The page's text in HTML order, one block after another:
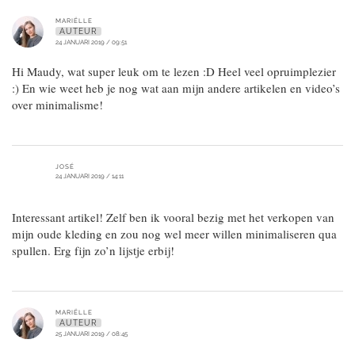
MARIËLLE
AUTEUR
24 JANUARI 2019 / 09:51
Hi Maudy, wat super leuk om te lezen :D Heel veel opruimplezier
:) En wie weet heb je nog wat aan mijn andere artikelen en video’s
over minimalisme!
JOSÉ
24 JANUARI 2019 / 14:11
Interessant artikel! Zelf ben ik vooral bezig met het verkopen van
mijn oude kleding en zou nog wel meer willen minimaliseren qua
spullen. Erg fijn zo’n lijstje erbij!
MARIËLLE
AUTEUR
25 JANUARI 2019 / 08:45